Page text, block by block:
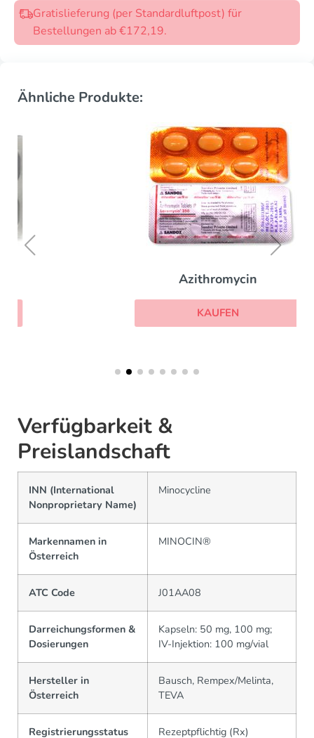
Gratislieferung (per Standardluftpost) für
Bestellungen ab €172,19.
Ähnliche Produkte:
Azithromycin
Verfügbarkeit &
Preislandschaft
INN (International
Nonproprietary Name)
Minocycline
Markennamen in
Österreich
MINOCIN®
ATC Code J01AA08
Darreichungsformen &
Dosierungen
Kapseln: 50 mg, 100 mg;
IV-Injektion: 100 mg/vial
Hersteller in
Österreich
Bausch, Rempex/Melinta,
TEVA
Registrierungsstatus Rezeptpflichtig (Rx)